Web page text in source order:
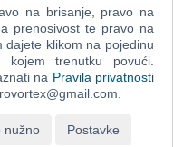
Blu-Ray)
Potter And The
Water Horse -
- Season Three
na brisanje, pravo na
prenosivost te pravo na
klikom na pojedinu
trenutku povući.
na Pravila privatnosti
nužno Postavke